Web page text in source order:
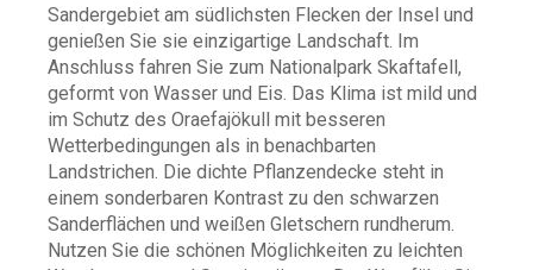
Sandergebiet am südlichsten Flecken der Insel und
genießen Sie sie einzigartige Landschaft. Im
Anschluss fahren Sie zum Nationalpark Skaftafell,
geformt von Wasser und Eis. Das Klima ist mild und
im Schutz des Oraefajökull mit besseren
Wetterbedingungen als in benachbarten
Landstrichen. Die dichte Pflanzendecke steht in
einem sonderbaren Kontrast zu den schwarzen
Sanderflächen und weißen Gletschern rundherum.
Nutzen Sie die schönen Möglichkeiten zu leichten